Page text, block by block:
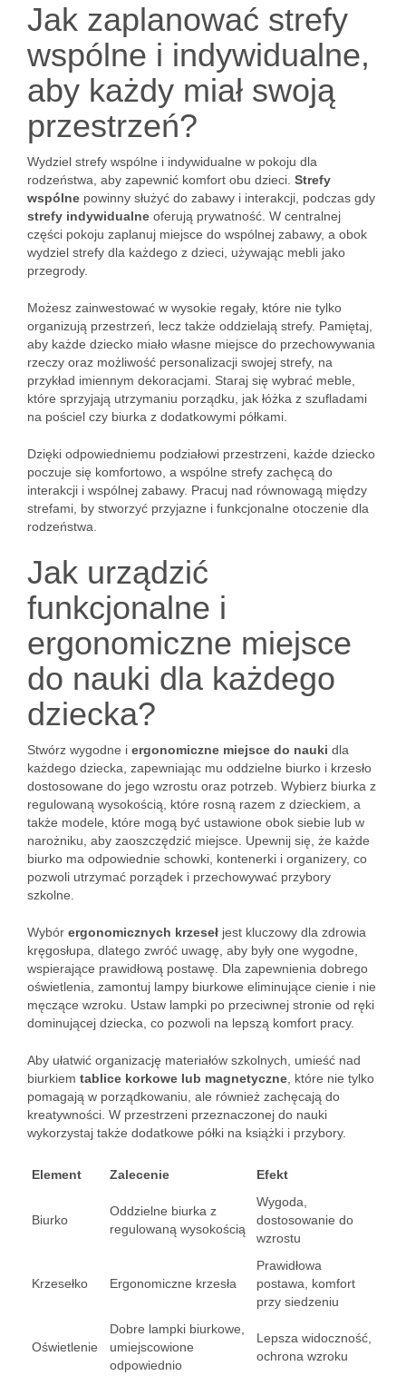
Jak zaplanować strefy
wspólne i indywidualne,
aby każdy miał swoją
przestrzeń?
Wydziel strefy wspólne i indywidualne w pokoju dla
rodzeństwa, aby zapewnić komfort obu dzieci. Strefy
wspólne powinny służyć do zabawy i interakcji, podczas gdy
strefy indywidualne oferują prywatność. W centralnej
części pokoju zaplanuj miejsce do wspólnej zabawy, a obok
wydziel strefy dla każdego z dzieci, używając mebli jako
przegrody.
Możesz zainwestować w wysokie regały, które nie tylko
organizują przestrzeń, lecz także oddzielają strefy. Pamiętaj,
aby każde dziecko miało własne miejsce do przechowywania
rzeczy oraz możliwość personalizacji swojej strefy, na
przykład imiennym dekoracjami. Staraj się wybrać meble,
które sprzyjają utrzymaniu porządku, jak łóżka z szufladami
na pościel czy biurka z dodatkowymi półkami.
Dzięki odpowiedniemu podziałowi przestrzeni, każde dziecko
poczuje się komfortowo, a wspólne strefy zachęcą do
interakcji i wspólnej zabawy. Pracuj nad równowagą między
strefami, by stworzyć przyjazne i funkcjonalne otoczenie dla
rodzeństwa.
Jak urządzić
funkcjonalne i
ergonomiczne miejsce
do nauki dla każdego
dziecka?
Stwórz wygodne i ergonomiczne miejsce do nauki dla
każdego dziecka, zapewniając mu oddzielne biurko i krzesło
dostosowane do jego wzrostu oraz potrzeb. Wybierz biurka z
regulowaną wysokością, które rosną razem z dzieckiem, a
także modele, które mogą być ustawione obok siebie lub w
narożniku, aby zaoszczędzić miejsce. Upewnij się, że każde
biurko ma odpowiednie schowki, kontenerki i organizery, co
pozwoli utrzymać porządek i przechowywać przybory
szkolne.
Wybór ergonomicznych krzeseł jest kluczowy dla zdrowia
kręgosłupa, dlatego zwróć uwagę, aby były one wygodne,
wspierające prawidłową postawę. Dla zapewnienia dobrego
oświetlenia, zamontuj lampy biurkowe eliminujące cienie i nie
męczące wzroku. Ustaw lampki po przeciwnej stronie od ręki
dominującej dziecka, co pozwoli na lepszą komfort pracy.
Aby ułatwić organizację materiałów szkolnych, umieść nad
biurkiem tablice korkowe lub magnetyczne , które nie tylko
pomagają w porządkowaniu, ale również zachęcają do
kreatywności. W przestrzeni przeznaczonej do nauki
wykorzystaj także dodatkowe półki na książki i przybory.
Element Zalecenie Efekt
Biurko
Oddzielne biurka z
regulowaną wysokością
Wygoda,
dostosowanie do
wzrostu
Krzesełko Ergonomiczne krzesła
Prawidłowa
postawa, komfort
przy siedzeniu
Oświetlenie
Dobre lampki biurkowe,
umiejscowione
odpowiednio
Lepsza widoczność,
ochrona wzroku